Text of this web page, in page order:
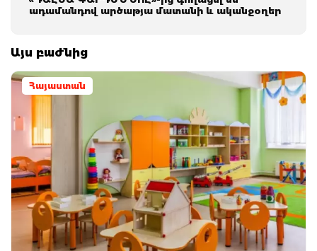
ադամանդով արծաթյա մատանի և ականջօղեր
Այս բաժնից
Հայաստան